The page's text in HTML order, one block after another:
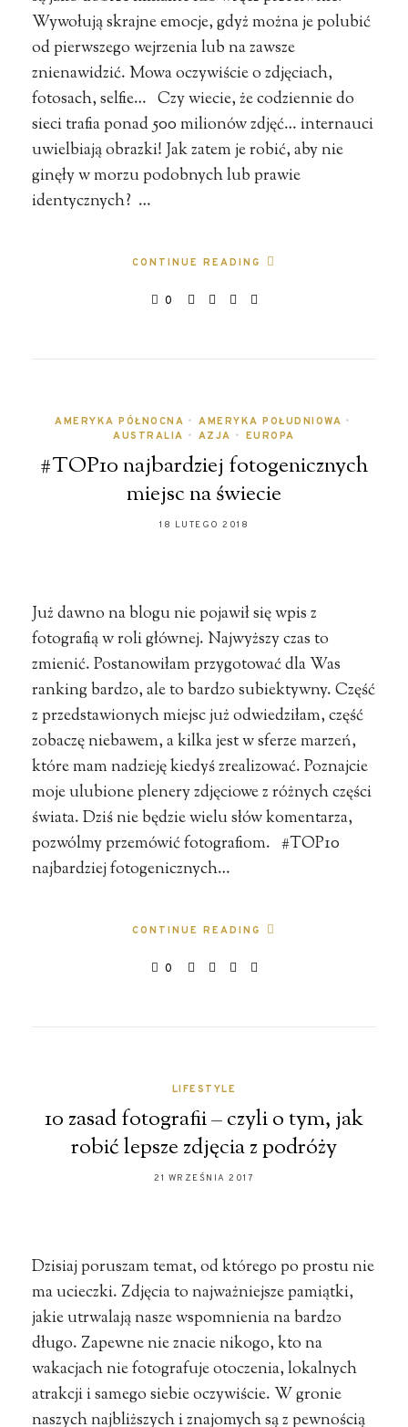
Wywołują skrajne emocje, gdyż można je polubić
od pierwszego wejrzenia lub na zawsze
znienawidzić. Mowa oczywiście o zdjęciach,
fotosach, selfie… Czy wiecie, że codziennie do
sieci trafia ponad 500 milionów zdjęć… internauci
uwielbiają obrazki! Jak zatem je robić, aby nie
ginęły w morzu podobnych lub prawie
identycznych? …
CONTINUE READING
0
AMERYKA PÓŁNOCNA • AMERYKA POŁUDNIOWA •
AUSTRALIA • AZJA • EUROPA
#TOP10 najbardziej fotogenicznych
miejsc na świecie
18 LUTEGO 2018
Już dawno na blogu nie pojawił się wpis z
fotografią w roli głównej. Najwyższy czas to
zmienić. Postanowiłam przygotować dla Was
ranking bardzo, ale to bardzo subiektywny. Część
z przedstawionych miejsc już odwiedziłam, część
zobaczę niebawem, a kilka jest w sferze marzeń,
które mam nadzieję kiedyś zrealizować. Poznajcie
moje ulubione plenery zdjęciowe z różnych części
świata. Dziś nie będzie wielu słów komentarza,
pozwólmy przemówić fotografiom. #TOP10
najbardziej fotogenicznych…
CONTINUE READING
0
LIFESTYLE
10 zasad fotografii – czyli o tym, jak
robić lepsze zdjęcia z podróży
21 WRZEŚNIA 2017
Dzisiaj poruszam temat, od którego po prostu nie
ma ucieczki. Zdjęcia to najważniejsze pamiątki,
jakie utrwalają nasze wspomnienia na bardzo
długo. Zapewne nie znacie nikogo, kto na
wakacjach nie fotografuje otoczenia, lokalnych
atrakcji i samego siebie oczywiście. W gronie
naszych najbliższych i znajomych są z pewnością